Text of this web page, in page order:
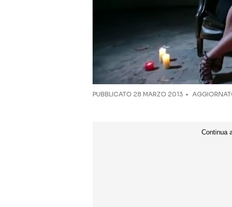
PUBBLICATO 28 MARZO 2013